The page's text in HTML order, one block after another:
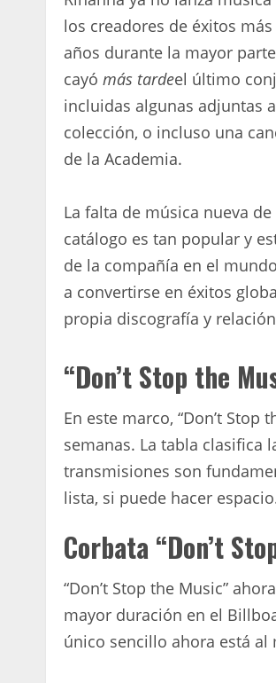
los creadores de éxitos
años durante la mayor
cayó más tardeel último
incluidas algunas adjuntas
colección, o incluso una
de la Academia.
La falta de música nueva
catálogo es tan popular y
de la compañía en el
a convertirse en éxitos
propia discografía y
“Don’t Stop the
En este marco, “Don’t
semanas. La tabla clasifica
transmisiones son
lista, si puede hacer
Corbata “Don’t
“Don’t Stop the Music”
mayor duración en el
único sencillo ahora está al